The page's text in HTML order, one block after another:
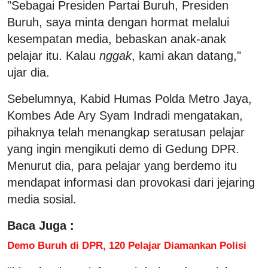
"Sebagai Presiden Partai Buruh, Presiden
Buruh, saya minta dengan hormat melalui
kesempatan media, bebaskan anak-anak
pelajar itu. Kalau nggak, kami akan datang,"
ujar dia.
Sebelumnya, Kabid Humas Polda Metro Jaya,
Kombes Ade Ary Syam Indradi mengatakan,
pihaknya telah menangkap seratusan pelajar
yang ingin mengikuti demo di Gedung DPR.
Menurut dia, para pelajar yang berdemo itu
mendapat informasi dan provokasi dari jejaring
media sosial.
Baca Juga :
Demo Buruh di DPR, 120 Pelajar Diamankan Polisi